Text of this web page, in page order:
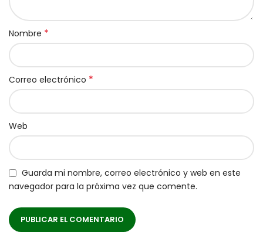
Nombre *
Correo electrónico *
Web
Guarda mi nombre, correo electrónico y web en este
navegador para la próxima vez que comente.